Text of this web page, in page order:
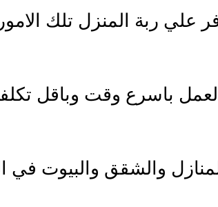
علي ربة المنزل تلك
باسرع وقت وباقل
والشقق والبيوت في